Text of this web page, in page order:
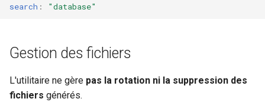
search : "database"
Gestion des fichiers
L'utilitaire ne gère pas la rotation ni la suppression des
fichiers générés.